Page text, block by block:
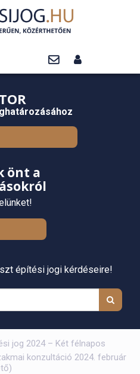
önt a
építési jogi kérdéseire!
jog 2024 – Két félnapos
konzultáció 2024. február